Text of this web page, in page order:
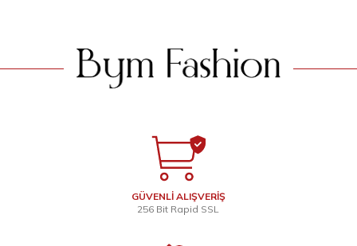
GÜVENLİ ALIŞVERİŞ
256 Bit Rapid SSL